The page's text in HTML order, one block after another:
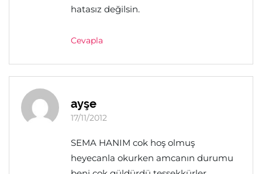
hatasız değilsin.
Cevapla
ayşe
17/11/2012
SEMA HANIM cok hoş olmuş
heyecanla okurken amcanın durumu